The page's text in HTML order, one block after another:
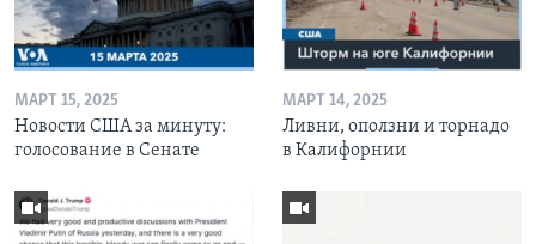
МАРТ 15, 2025
Новости США за минуту:
голосование в Сенате
МАРТ 14, 2025
Ливни, оползни и торнадо
в Калифорнии